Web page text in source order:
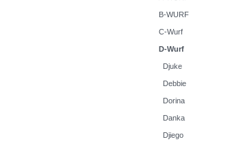
B-WURF
C-Wurf
D-Wurf
Djuke
Debbie
Dorina
Danka
Djiego